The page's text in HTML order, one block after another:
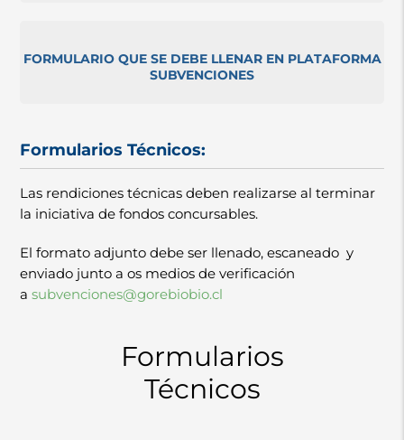
FORMULARIO QUE SE DEBE LLENAR EN PLATAFORMA
SUBVENCIONES
Formularios Técnicos:
Las rendiciones técnicas deben realizarse al terminar
la iniciativa de fondos concursables.
El formato adjunto debe ser llenado, escaneado y
enviado junto a os medios de verificación
asubvenciones@gorebiobio.cl
Formularios
Técnicos